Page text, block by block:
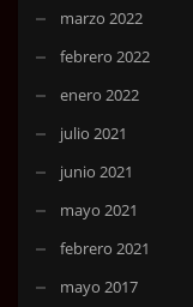
marzo 2022
febrero 2022
enero 2022
julio 2021
junio 2021
mayo 2021
febrero 2021
mayo 2017